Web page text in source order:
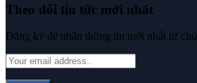
Theo dõi tin tức mới nhất
Đăng ký để nhận thông tin mới nhất từ